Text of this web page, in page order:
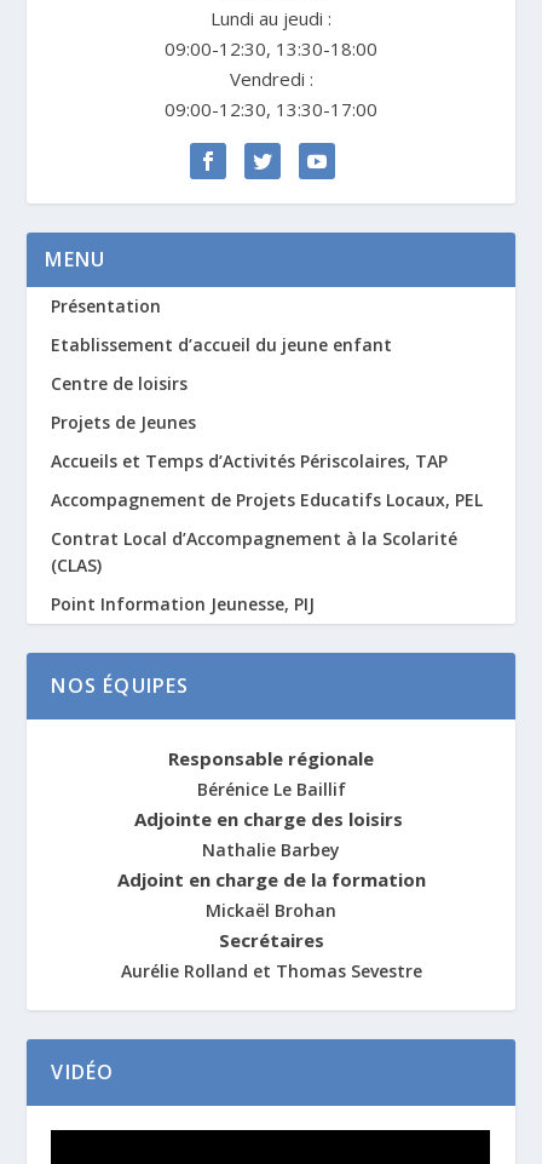
Lundi au jeudi :
09:00-12:30, 13:30-18:00
Vendredi :
09:00-12:30, 13:30-17:00
MENU
Présentation
Etablissement d’accueil du jeune enfant
Centre de loisirs
Projets de Jeunes
Accueils et Temps d’Activités Périscolaires, TAP
Accompagnement de Projets Educatifs Locaux, PEL
Contrat Local d’Accompagnement à la Scolarité
(CLAS)
Point Information Jeunesse, PIJ
NOS ÉQUIPES
Responsable régionale
Bérénice Le Baillif
Adjointe en charge des loisirs
Nathalie Barbey
Adjoint en charge de la formation
Mickaël Brohan
Secrétaires
Aurélie Rolland et Thomas Sevestre
VIDÉO